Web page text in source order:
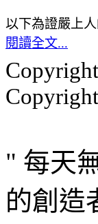
以下為證嚴上
閱讀全文...
" 每天
的創造